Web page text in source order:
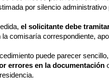
por silencio administrativo
el solicitante debe
la comisaría correspondiente,
puede parecer sencillo,
errores en la documentación